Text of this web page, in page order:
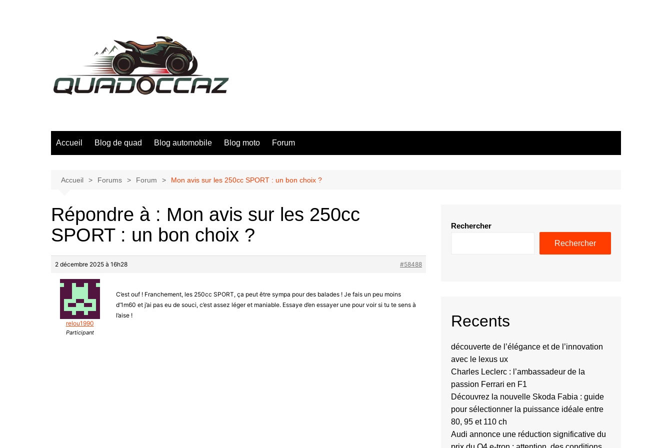
Accueil Blog de quad Blog automobile Blog moto Forum
Accueil Forums Forum Mon avis sur les 250cc SPORT : un bon choix ?
Répondre à : Mon avis sur les 250cc
SPORT : un bon choix ?
2 décembre 2025 à 16h28 #58488
relou1990
Participant
C’est ouf ! Franchement, les 250cc SPORT, ça peut être sympa pour des balades ! Je fais un peu moins
d’1m60 et j’ai pas eu de souci, c’est assez léger et maniable. Essaye d’en essayer une pour voir si tu te sens à
l’aise !
Rechercher
Rechercher
Recents
découverte de l’élégance et de l’innovation
avec le lexus ux
Charles Leclerc : l’ambassadeur de la
passion Ferrari en F1
Découvrez la nouvelle Skoda Fabia : guide
pour sélectionner la puissance idéale entre
80, 95 et 110 ch
Audi annonce une réduction significative du